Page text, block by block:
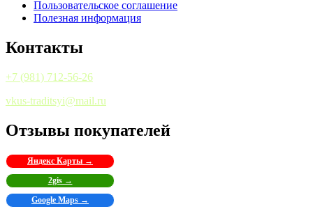
Пользовательское соглашение
Полезная информация
Контакты
+7 (981) 712-56-26
vkus-traditsyi@mail.ru
Отзывы покупателей
Яндекс Карты →
2gis →
Google Maps →